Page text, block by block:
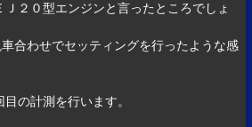
２０型エンジンと言ったところでしょ
合わせでセッティングを行ったような感
の計測を行います。